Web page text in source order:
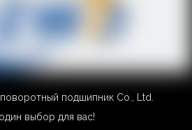
подшипник Co., Ltd.
выбор для вас!